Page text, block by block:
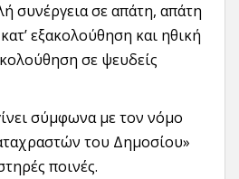
συνέργεια σε απάτη, απάτη
εξακολούθηση και ηθική
σε ψευδείς
σύμφωνα με τον νόμο
του Δημοσίου»
ποινές.